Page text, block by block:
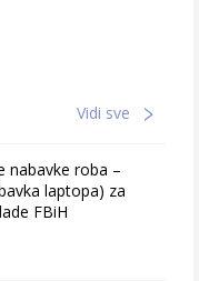
Vidi sve
nabavke roba –
laptopa) za
FBiH